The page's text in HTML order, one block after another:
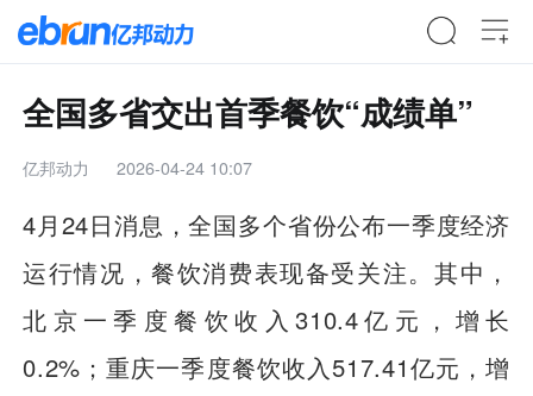
全国多省交出首季餐饮“成绩单”
亿邦动力 2026-04-24 10:07
4月24日消息，全国多个省份公布一季度经济
运行情况，餐饮消费表现备受关注。其中，
北京一季度餐饮收入310.4亿元，增长
0.2%；重庆一季度餐饮收入517.41亿元，增